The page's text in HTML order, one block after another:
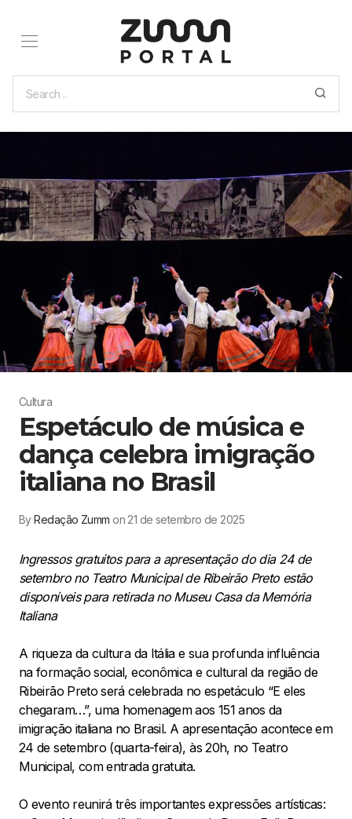
Cultura
Espetáculo de música e
dança celebra imigração
italiana no Brasil
ByRedação Zumm on 21 de setembro de 2025
Ingressos gratuitos para a apresentação do dia 24 de
setembro no Teatro Municipal de Ribeirão Preto estão
disponíveis para retirada no Museu Casa da Memória
Italiana
A riqueza da cultura da Itália e sua profunda influência
na formação social, econômica e cultural da região de
Ribeirão Preto será celebrada no espetáculo “E eles
chegaram…”, uma homenagem aos 151 anos da
imigração italiana no Brasil. A apresentação acontece em
24 de setembro (quarta-feira), às 20h, no Teatro
Municipal, com entrada gratuita.
O evento reunirá três importantes expressões artísticas: